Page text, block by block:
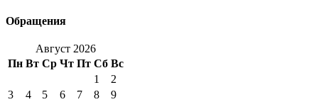
Обращения
Август 2026
Пн Вт Ср Чт Пт Сб Вс
1
2
3
4 5 6 7 8
9